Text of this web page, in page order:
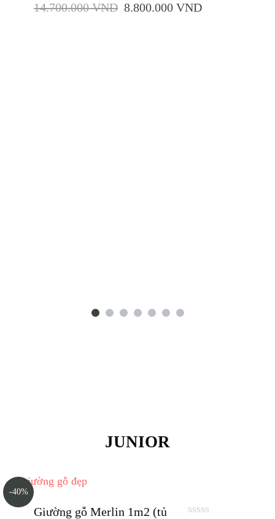
of
14.700.000VND 8.800.000 VND
JUNIOR
-40%
Giường gỗ Merlin 1m2 (tủ